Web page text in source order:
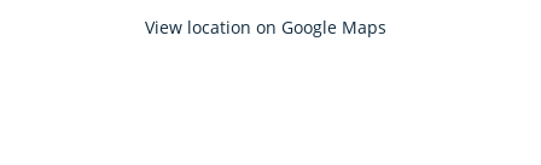
View location on Google Maps